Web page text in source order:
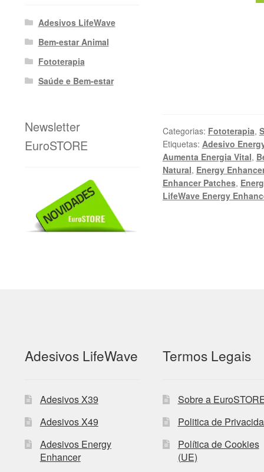
Categorias: Fototerapia,
Etiquetas: Adesivo
Aumenta Energia Vital,
Natural, Energy
Enhancer Patches,
LifeWave Energy
Adesivos LifeWave
Bem-estar Animal
Fototerapia
Saúde e Bem-estar
Newsletter
EuroSTORE
Adesivos LifeWave
Adesivos X39
Adesivos X49
Adesivos Energy
Enhancer
Termos Legais
Sobre a
Politica de
Política de Cookies
(UE)